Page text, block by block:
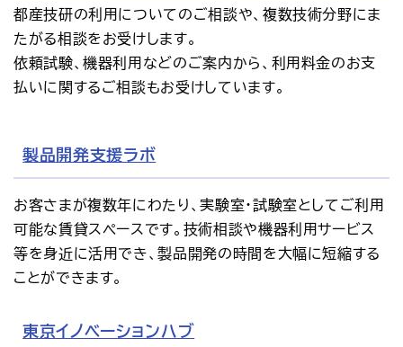
都産技研の利用についてのご相談や、複数技術分野にま
たがる相談をお受けします。
依頼試験、機器利用などのご案内から、利用料金のお支
払いに関するご相談もお受けしています。
製品開発支援ラボ
お客さまが複数年にわたり、実験室・試験室としてご利用
可能な賃貸スペースです。技術相談や機器利用サービス
等を身近に活用でき、製品開発の時間を大幅に短縮する
ことができます。
東京イノベーションハブ